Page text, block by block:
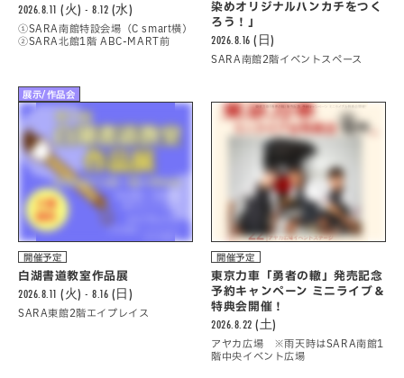
2026.8.11 (火) - 8.12 (水)
①SARA南館特設会場（C smart横）
②SARA北館1階 ABC-MART前
染めオリジナルハンカチをつく
ろう！」
2026.8.16 (日)
SARA南館2階イベントスペース
展示/作品会
開催予定
白湖書道教室作品展
2026.8.11 (火) - 8.16 (日)
SARA東館2階エイプレイス
開催予定
東京力車「勇者の轍」発売記念
予約キャンペーン ミニライブ＆
特典会開催！
2026.8.22 (土)
アヤカ広場 ※雨天時はSARA南館1
階中央イベント広場